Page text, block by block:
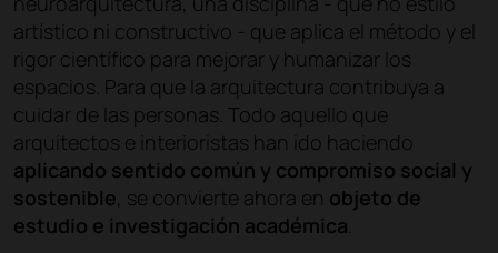
artístico ni constructivo - que aplica el método y el
rigor científico para mejorar y humanizar los
espacios. Para que la arquitectura contribuya a
cuidar de las personas. Todo aquello que
arquitectos e interioristas han ido haciendo
aplicando sentido común y compromiso social y
sostenible, se convierte ahora en objeto de
estudio e investigación académica.